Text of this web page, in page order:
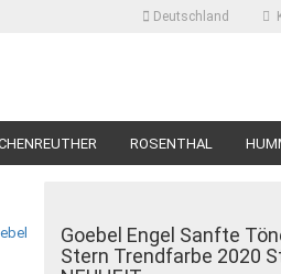
Deutschland
ROSENTHAL
Goebel Engel Sanfte
Stern Trendfarbe 2020